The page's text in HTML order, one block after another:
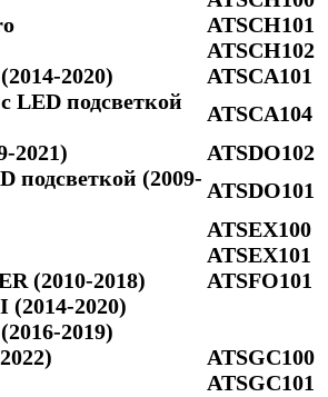
ATSCH101
ATSCH102
2020)
ATSCA101
LED подсветкой
ATSCA104
2021)
ATSDO102
подсветкой (2009- ATSDO101
ATSEX100
ATSEX101
(2010-2018)
ATSFO101
(2014-2020)
2019)
ATSGC100
ATSGC101